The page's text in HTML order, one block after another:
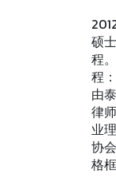
硕
程
程
由
律
业
协
格